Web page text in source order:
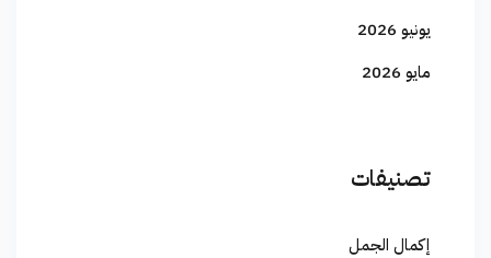
يونيو 2026
مايو 2026
تصنيفات
إكمال الجمل